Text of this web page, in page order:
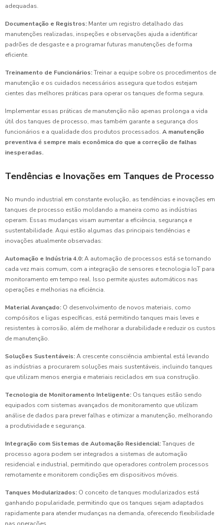
adequadas.
Documentação e Registros: Manter um registro detalhado das
manutenções realizadas, inspeções e observações ajuda a identificar
padrões de desgaste e a programar futuras manutenções de forma
eficiente.
Treinamento de Funcionários:Treinar a equipe sobre os procedimentos de
manutenção e os cuidados necessários assegura que todos estejam
cientes das melhores práticas para operar os tanques de forma segura.
Implementar essas práticas de manutenção não apenas prolonga a vida
útil dos tanques de processo, mas também garante a segurança dos
funcionários e a qualidade dos produtos processados. A manutenção
preventiva é sempre mais econômica do que a correção de falhas
inesperadas.
Tendências e Inovações em Tanques de Processo
No mundo industrial em constante evolução, as tendências e inovações em
tanques de processo estão moldando a maneira como as indústrias
operam. Essas mudanças visam aumentar a eficiência, segurança e
sustentabilidade. Aqui estão algumas das principais tendências e
inovações atualmente observadas:
Automação e Indústria 4.0:A automação de processos está se tornando
cada vez mais comum, com a integração de sensores e tecnologia IoT para
monitoramento em tempo real. Isso permite ajustes automáticos nas
operações e melhorias na eficiência.
Material Avançado: O desenvolvimento de novos materiais, como
compósitos e ligas específicas, está permitindo tanques mais leves e
resistentes à corrosão, além de melhorar a durabilidade e reduzir os custos
de manutenção.
Soluções Sustentáveis:A crescente consciência ambiental está levando
as indústrias a procurarem soluções mais sustentáveis, incluindo tanques
que utilizam menos energia e materiais reciclados em sua construção.
Tecnologia de Monitoramento Inteligente: Os tanques estão sendo
equipados com sistemas avançados de monitoramento que utilizam
análise de dados para prever falhas e otimizar a manutenção, melhorando
a produtividade e segurança.
Integração com Sistemas de Automação Residencial:Tanques de
processo agora podem ser integrados a sistemas de automação
residencial e industrial, permitindo que operadores controlem processos
remotamente e monitorem condições em dispositivos móveis.
Tanques Modularizados: O conceito de tanques modularizados está
ganhando popularidade, permitindo que os tanques sejam adaptados
rapidamente para atender mudanças na demanda, oferecendo flexibilidade